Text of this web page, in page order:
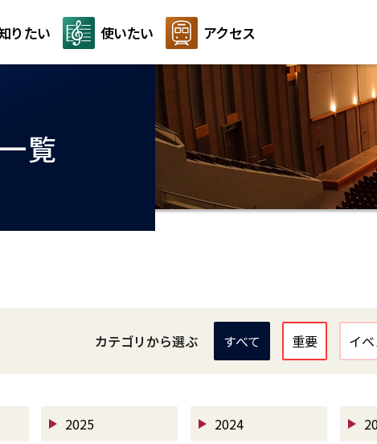
りたい 使いたい アクセス
覧
カテゴリから選ぶ すべて 重要 イ
2025 2024